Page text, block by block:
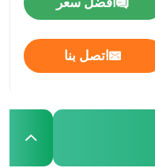
اتصل بنا